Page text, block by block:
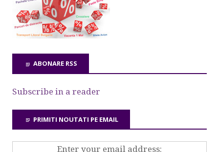
ABONARE RSS
Subscribe in a reader
PRIMITI NOUTATI PE EMAIL
Enter your email address: